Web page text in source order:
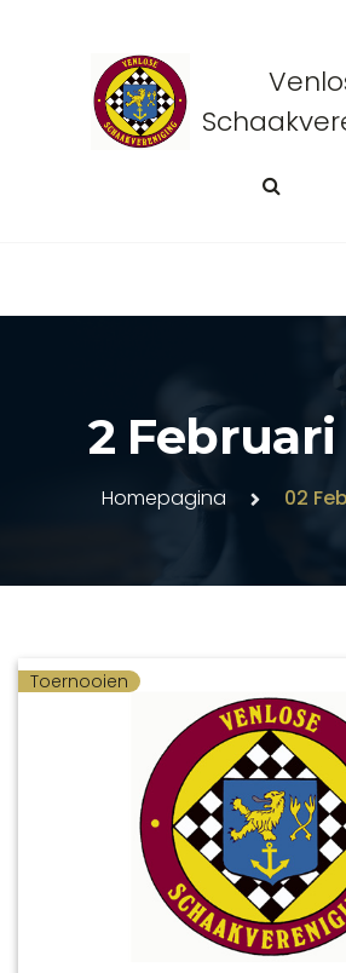
2 Februari
Homepagina 02
Toernooien